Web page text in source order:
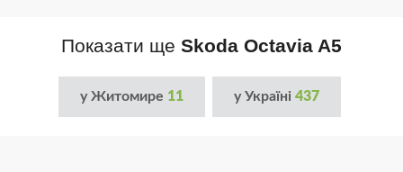
Показати ще Skoda Octavia A5
у Житомире 11 у Україні 437